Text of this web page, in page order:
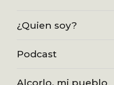
¿Quien soy?
Podcast